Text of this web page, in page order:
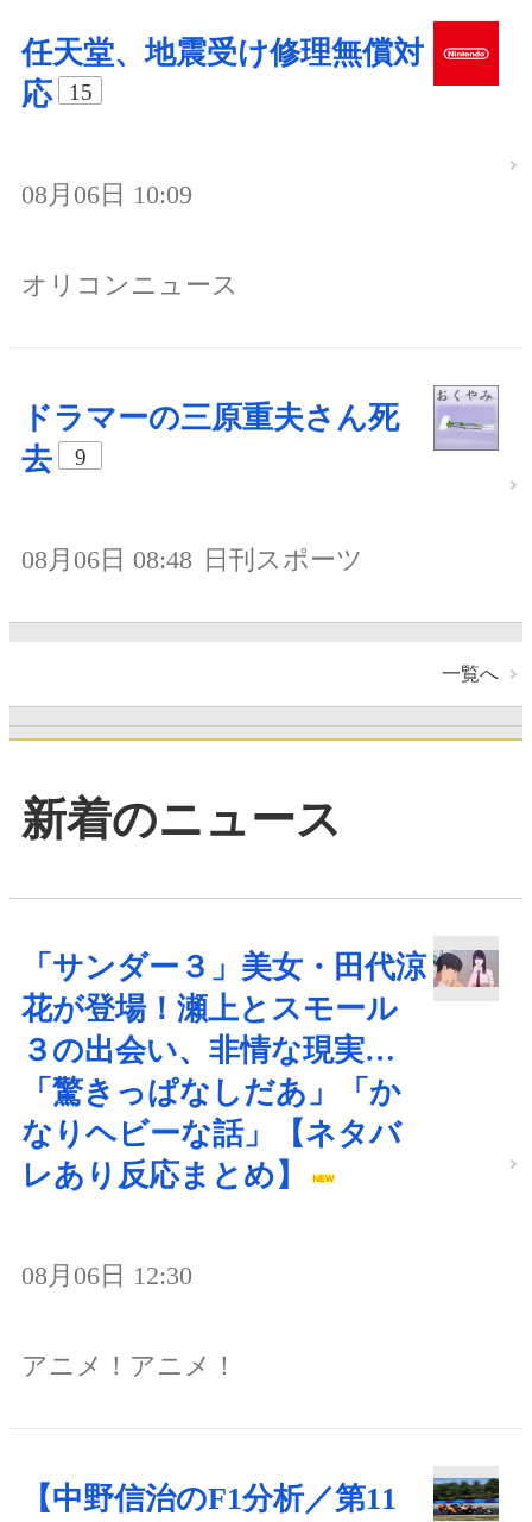
任天堂、地震受け修理無償対
応
15
08月06日 10:09
オリコンニュース
ドラマーの三原重夫さん死
去
9
08月06日 08:48 日刊スポーツ
一覧へ
新着のニュース
「サンダー３」美女・田代涼
花が登場！瀬上とスモール
３の出会い、非情な現実…
「驚きっぱなしだあ」「か
なりヘビーな話」【ネタバ
レあり反応まとめ】
08月06日 12:30
アニメ！アニメ！
【中野信治のF1分析／第11